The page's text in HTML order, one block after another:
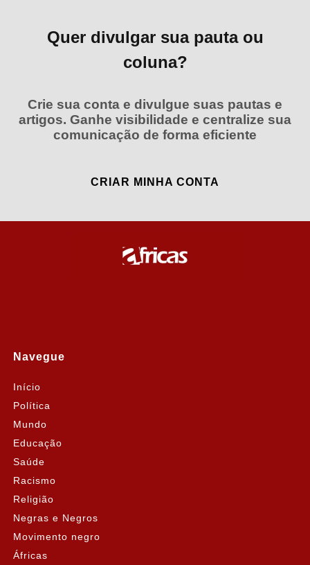
Quer divulgar sua pauta ou
coluna?
Crie sua conta e divulgue suas pautas e
artigos. Ganhe visibilidade e centralize sua
comunicação de forma eficiente
CRIAR MINHA CONTA
Navegue
Início
Política
Mundo
Educação
Saúde
Racismo
Religião
Negras e Negros
Movimento negro
Áfricas